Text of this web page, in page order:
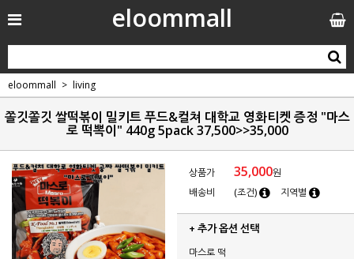
eloommall
eloommall living
쫄깃쫄깃 쌀떡볶이 밀키트 푸드&컬쳐 대학교 영화티켓 증정 "마스
로 떡뽁이" 440g 5pack 37,500>>35,000
상품가 35,000원
배송비
(조건) 지역별
+ 추가 옵션 선택
마스로 떡